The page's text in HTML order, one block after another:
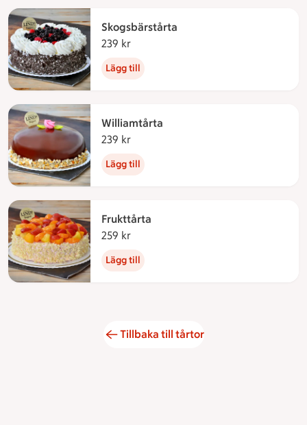
Skogsbärstårta
239 kr
Lägg till
Williamtårta
239 kr
Lägg till
Frukttårta
259 kr
Lägg till
Tillbaka till tårtor